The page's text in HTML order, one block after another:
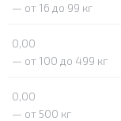
— от 16 до 99 кг
0,00
— от 100 до 499 кг
0,00
— от 500 кг